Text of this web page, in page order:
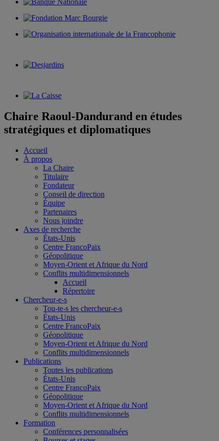
Chaire Raoul-Dandurand en études
stratégiques et diplomatiques
Accueil
À propos
La Chaire
Titulaire
Fondateur
Conseil de direction
Équipe
Partenaires
Nous joindre
Axes de recherche
États-Unis
Centre FrancoPaix
Géopolitique
Moyen-Orient et Afrique du Nord
Conflits multidimensionnels
Accueil
Répertoire
Chercheur-e-s
Tou-te-s les chercheur-e-s
États-Unis
Centre FrancoPaix
Géopolitique
Moyen-Orient et Afrique du Nord
Conflits multidimensionnels
Publications
Toutes les publications
États-Unis
Centre FrancoPaix
Géopolitique
Moyen-Orient et Afrique du Nord
Conflits multidimensionnels
Formation
Conférences personnalisées